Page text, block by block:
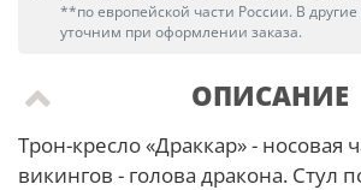
**по европейской части России. В
уточним при оформлении заказа.
ОПИСАНИЕ
Трон-кресло «Драккар» - носовая
викингов - голова дракона. Стул